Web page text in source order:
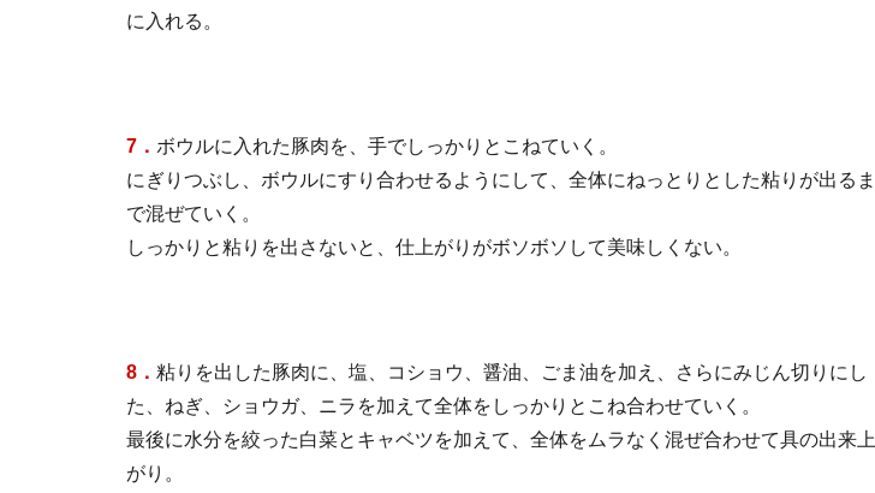
に入れる。
7． ボウルに入れた豚肉を、手でしっかりとこねていく。
にぎりつぶし、ボウルにすり合わせるようにして、全体にねっとりとした粘りが出るま
で混ぜていく。
しっかりと粘りを出さないと、仕上がりがボソボソして美味しくない。
8． 粘りを出した豚肉に、塩、コショウ、醤油、ごま油を加え、さらにみじん切りにし
た、ねぎ、ショウガ、ニラを加えて全体をしっかりとこね合わせていく。
最後に水分を絞った白菜とキャベツを加えて、全体をムラなく混ぜ合わせて具の出来上
がり。